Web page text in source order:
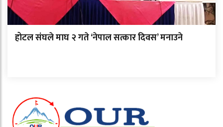
होटल संघले माघ २ गते ‘नेपाल सत्कार दिवस’ मनाउने